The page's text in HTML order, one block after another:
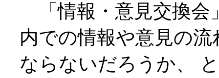
「情報・意見交換会
内での情報や意見の
ならないだろうか、